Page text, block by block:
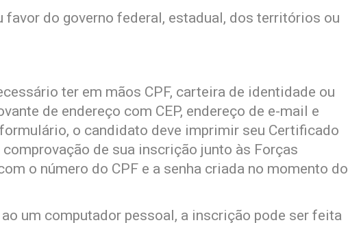
favor do governo federal, estadual, dos territórios ou
ter em mãos CPF, carteira de identidade ou
de endereço com CEP, endereço de e-mail e
o candidato deve imprimir seu Certificado
de sua inscrição junto às Forças
o número do CPF e a senha criada no momento do
um computador pessoal, a inscrição pode ser feita